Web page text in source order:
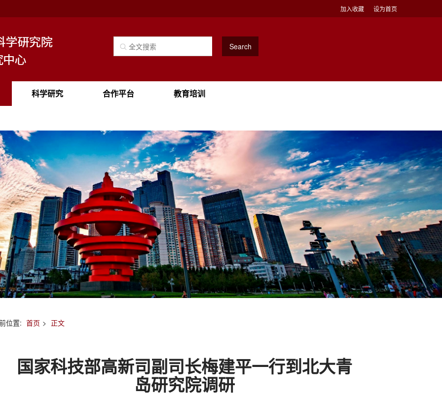
设为首页
加入收藏
Search
科学研究 合作平台 教育培训
位置: 首页 > 正文
国家科技部高新司副司长梅建平一行到北大青
岛研究院调研